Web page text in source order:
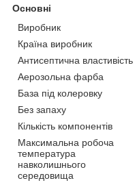
Основні
Виробник
Країна виробник
Антисептична властивість
Аерозольна фарба
База під колеровку
Без запаху
Кількість компонентів
Максимальна робоча
температура
навколишнього
середовища